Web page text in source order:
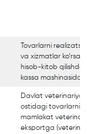
Tovarlarni
va xizmatlar
hisob-kitob qilishda
kassa
Davlat veterinariya
ostidagi
mamlakat
eksportga